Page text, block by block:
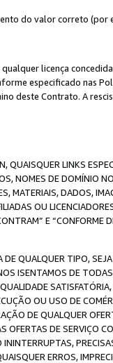
do valor correto (por
licença
especificado nas
deste Contrato. A
LINKS
NOMES DE DOMÍNIO
MATERIAIS, DADOS,
OU
E “CONFORME
QUALQUER TIPO,
ISENTAMOS DE
OU USO DE
DE QUALQUER
DE SERVIÇO
ERROS,